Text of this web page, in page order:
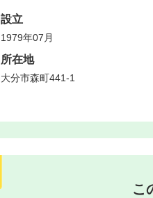
設立
1979年07月
所在地
大分市森町441-1
こ